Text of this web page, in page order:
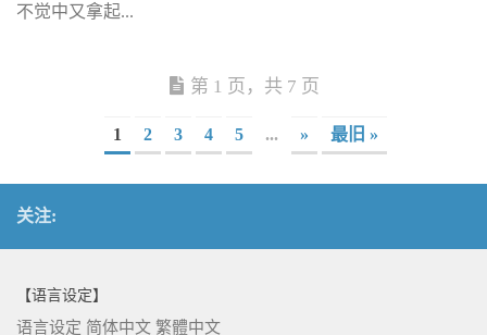
不觉中又拿起...
第 1 页，共 7 页
1 2 3 4 5 ... » 最旧 »
关注:
【语言设定】
语言设定 简体中文 繁體中文